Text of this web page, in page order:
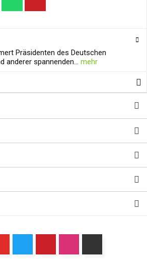
Präsidenten des Deutschen
anderer spannenden... mehr